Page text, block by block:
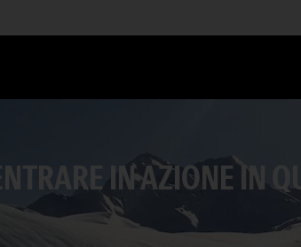
IN AZIONE IN